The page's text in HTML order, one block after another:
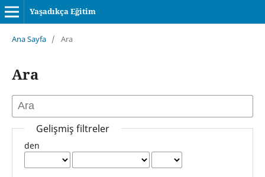
Yaşadıkça Eğitim
Ana Sayfa / Ara
Ara
Gelişmiş filtreler
den